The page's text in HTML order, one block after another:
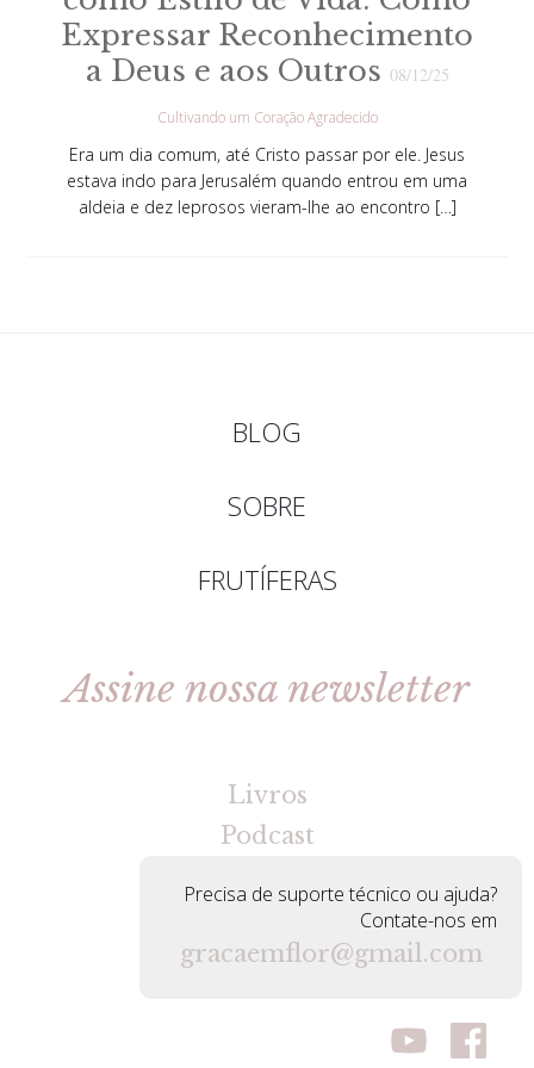
Expressar Reconhecimento
a Deus e aos Outros 08/12/25
Cultivando um Coração Agradecido
Era um dia comum, até Cristo passar por ele. Jesus
estava indo para Jerusalém quando entrou em uma
aldeia e dez leprosos vieram-lhe ao encontro […]
BLOG
SOBRE
FRUTÍFERAS
Assine nossa newsletter
Livros
Podcast
Precisa de suporte técnico ou ajuda?
Contate-nos em
gracaemflor@gmail.com